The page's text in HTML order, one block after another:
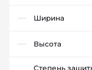
Ширина
Высота
Степень